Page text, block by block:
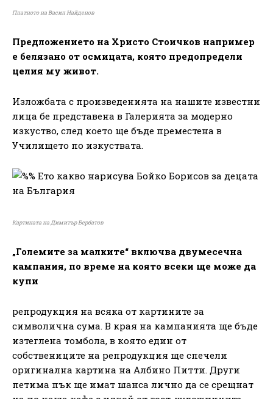
Платното на Васил Найденов
Предложението на Христо Стоичков например
е белязано от осмицата, която предопредели
целия му живот.
Изложбата с произведенията на нашите известни
лица бе представена в Галерията за модерно
изкуство, след което ще бъде преместена в
Училището по изкуствата.
Картината на Димитър Бербатов
„Големите за малките“ включва двумесечна
кампания, по време на която всеки ще може да
купи
репродукция на всяка от картините за
символична сума. В края на кампанията ще бъде
изтеглена томбола, в която един от
собствениците на репродукция ще спечели
оригинална картина на Албино Питти. Други
петима пък ще имат шанса лично да се срещнат